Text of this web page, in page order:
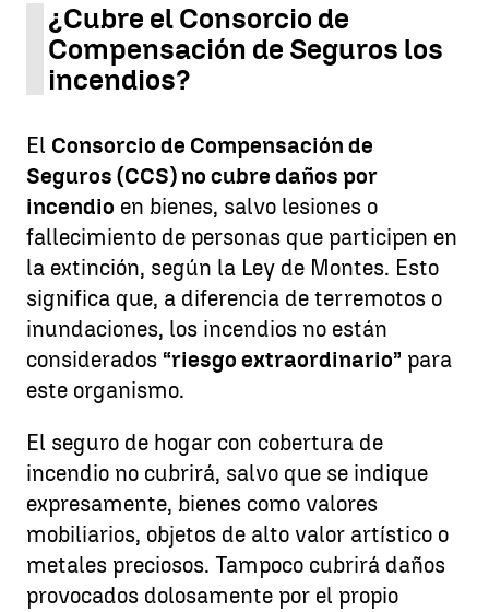
¿Cubre el Consorcio de
Compensación de Seguros los
incendios?
El Consorcio de Compensación de
Seguros (CCS)no cubre daños por
incendio en bienes, salvo lesiones o
fallecimiento de personas que participen en
la extinción, según la Ley de Montes. Esto
significa que, a diferencia de terremotos o
inundaciones, los incendios no están
considerados “riesgo extraordinario” para
este organismo.
El seguro de hogar con cobertura de
incendio no cubrirá, salvo que se indique
expresamente, bienes como valores
mobiliarios, objetos de alto valor artístico o
metales preciosos. Tampoco cubrirá daños
provocados dolosamente por el propio